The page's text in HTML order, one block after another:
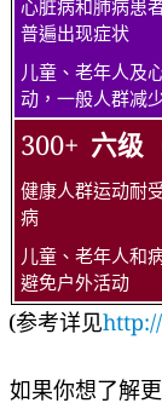
心脏病和肺病患
普遍出现症状
儿童、老年人及
动，一般人群减
300+ 六级
健康人群运动耐
病
儿童、老年人和
避免户外活动
(参考详见
如果你想了解